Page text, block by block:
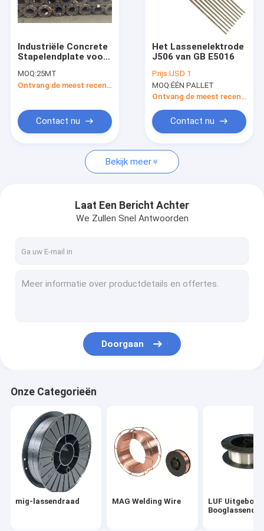
Fabrieksreis
Verzoek om een Citaat
VR
mig-lassendraad
LUF Uitgeboorde Booglassendraad
Ondergedompelde Booglassendraad
De Flenzen van de contactdooslas
De Staaf van het roestvrij staallassen
Bol Vlak Staal
Concrete Stapelendplate
Voorgespannen Concrete Staalbar
Industriële Concrete
Stapelendplate voor
MOQ:25MT
Contact nu
Het Lassenelektrode
J506 van GB E5016
Prijs:USD 1
MOQ:ÉÉN PALLET
Ontvang de meest recente Prijs
Contact nu
Bekijk meer
Laat Een Bericht Achter
We Zullen Snel Antwoorden
Doorgaan
Onze Categorieën
mig-lassendraad MAG Welding Wire
LUF